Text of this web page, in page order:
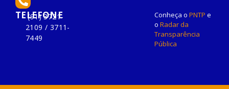
TELEFONE
(91) 3721-
2109 / 3711-
7449
Conheça o PNTP e
o Radar da
Transparência
Pública